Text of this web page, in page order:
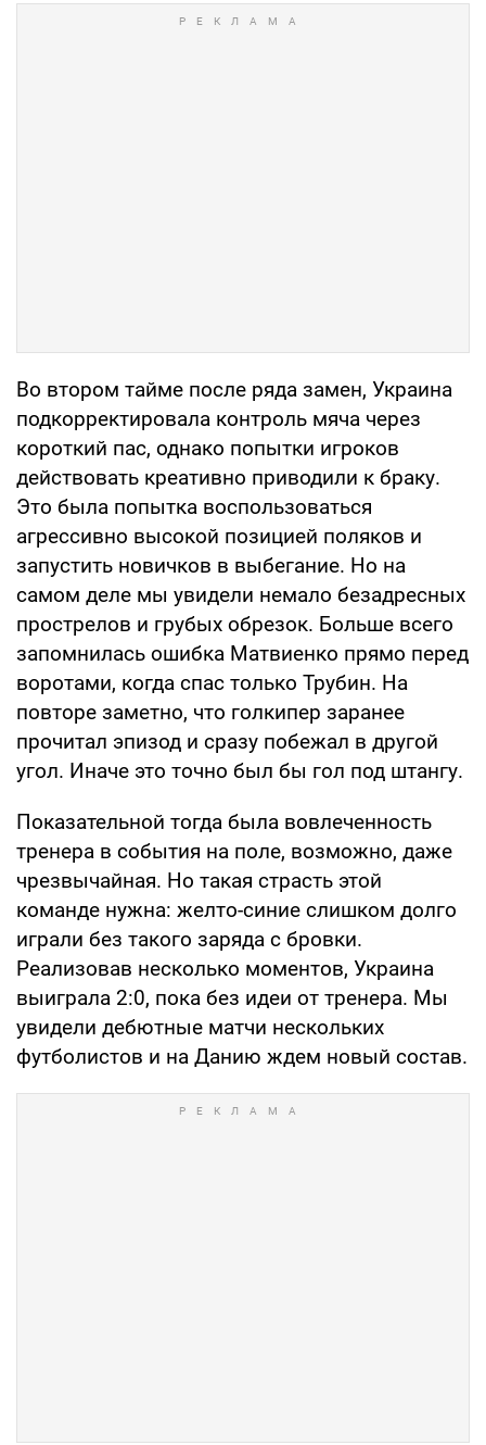
Во втором тайме после ряда замен, Украина
подкорректировала контроль мяча через
короткий пас, однако попытки игроков
действовать креативно приводили к браку.
Это была попытка воспользоваться
агрессивно высокой позицией поляков и
запустить новичков в выбегание. Но на
самом деле мы увидели немало безадресных
прострелов и грубых обрезок. Больше всего
запомнилась ошибка Матвиенко прямо перед
воротами, когда спас только Трубин. На
повторе заметно, что голкипер заранее
прочитал эпизод и сразу побежал в другой
угол. Иначе это точно был бы гол под штангу.
Показательной тогда была вовлеченность
тренера в события на поле, возможно, даже
чрезвычайная. Но такая страсть этой
команде нужна: желто-синие слишком долго
играли без такого заряда с бровки.
Реализовав несколько моментов, Украина
выиграла 2:0, пока без идеи от тренера. Мы
увидели дебютные матчи нескольких
футболистов и на Данию ждем новый состав.